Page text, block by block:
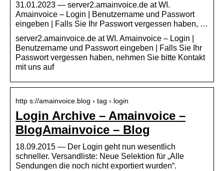
31.01.2023 — server2.amainvoice.de at WI.
Amainvoice – Login | Benutzername und Passwort
eingeben | Falls Sie Ihr Passwort vergessen haben, …
server2.amainvoice.de at WI. Amainvoice – Login |
Benutzername und Passwort eingeben | Falls Sie Ihr
Passwort vergessen haben, nehmen Sie bitte Kontakt
mit uns auf
http s://amainvoice.blog › tag › login
Login Archive – Amainvoice –
BlogAmainvoice – Blog
18.09.2015 — Der Login geht nun wesentlich
schneller. Versandliste: Neue Selektion für „Alle
Sendungen die noch nicht exportiert wurden“.